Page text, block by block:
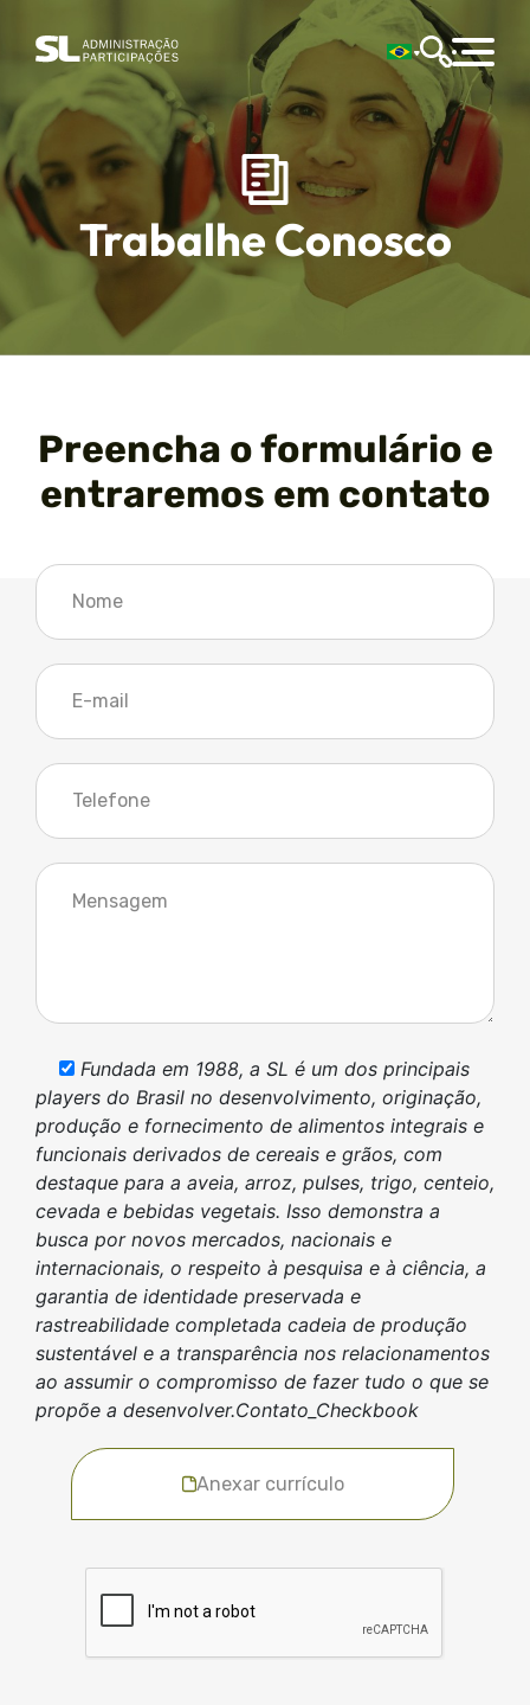
Trabalhe Conosco
Preencha o formulário e
entraremos em contato
Fundada em 1988, a SL é um dos principais
players do Brasil no desenvolvimento, originação,
produção e fornecimento de alimentos integrais e
funcionais derivados de cereais e grãos, com
destaque para a aveia, arroz, pulses, trigo, centeio,
cevada e bebidas vegetais. Isso demonstra a
busca por novos mercados, nacionais e
internacionais, o respeito à pesquisa e à ciência, a
garantia de identidade preservada e
rastreabilidade completada cadeia de produção
sustentável e a transparência nos relacionamentos
ao assumir o compromisso de fazer tudo o que se
propõe a desenvolver.Contato_Checkbook
Anexar currículo